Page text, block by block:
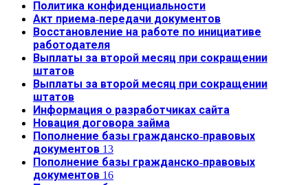
Политика конфиденциальности
Акт приема-передачи документов
Восстановление на работе по инициативе
работодателя
Выплаты за второй месяц при сокращении
штатов
Выплаты за второй месяц при сокращении
штатов
Информация о разработчиках сайта
Новация договора займа
Пополнение базы гражданско-правовых
документов 13
Пополнение базы гражданско-правовых
документов 16